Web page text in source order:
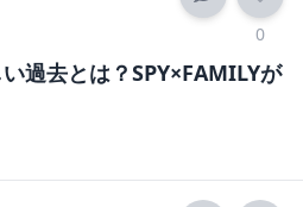
0
過去とは？SPY×FAMILYが